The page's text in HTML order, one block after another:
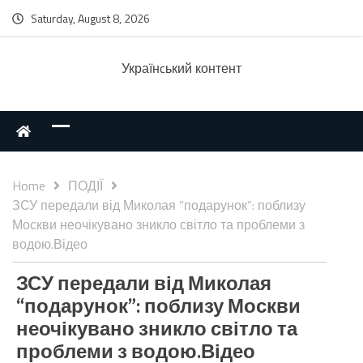
Saturday, August 8, 2026
Українcький контент
Home
ПОДІЇ
ЗСУ передали від Миколая “подарунок”: поблизу
Москви неочікувано зникло світло та проблеми з
водою.Відео
ЗСУ передали від Миколая
“подарунок”: поблизу Москви
неочікувано зникло світло та
проблеми з водою.Відео